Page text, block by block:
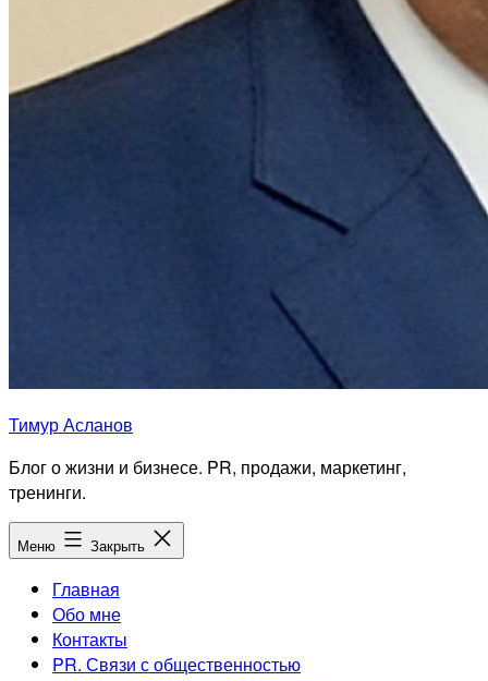
Тимур Асланов
Блог о жизни и бизнесе. PR, продажи, маркетинг,
тренинги.
Меню Закрыть
Главная
Обо мне
Контакты
PR. Связи с общественностью